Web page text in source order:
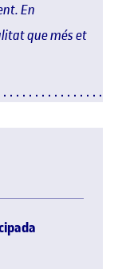
En
que més et